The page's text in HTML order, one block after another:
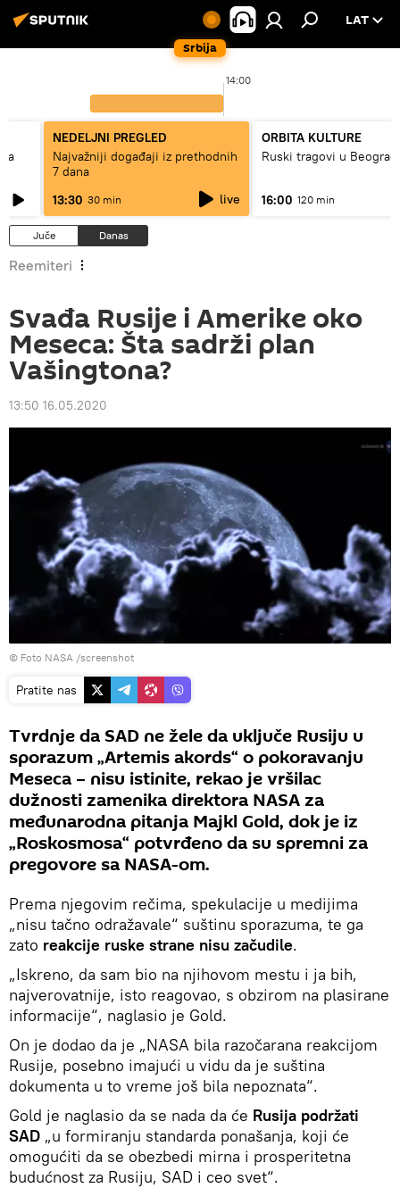
Srbija
LAT
14:00
NEDELJNI PREGLED
Najvažniji događaji iz prethodnih
7 dana
13:30 30 min live
ORBITA KULTURE
Ruski tragovi u
16:00 120 min
Juče Danas
Reemiteri
Svađa Rusije i Amerike oko
Meseca: Šta sadrži plan
Vašingtona?
13:50 16.05.2020
© Foto NASA /screenshot
Pratite nas
Tvrdnje da SAD ne žele da uključe Rusiju u
sporazum „Artemis akords“ o pokoravanju
Meseca – nisu istinite, rekao je vršilac
dužnosti zamenika direktora NASA za
međunarodna pitanja Majkl Gold, dok je iz
„Roskosmosa“ potvrđeno da su spremni za
pregovore sa NASA-om.
Prema njegovim rečima, spekulacije u medijima
„nisu tačno odražavale“ suštinu sporazuma, te ga
zato reakcije ruske strane nisu začudile.
„Iskreno, da sam bio na njihovom mestu i ja bih,
najverovatnije, isto reagovao, s obzirom na plasirane
informacije“, naglasio je Gold.
On je dodao da je „NASA bila razočarana reakcijom
Rusije, posebno imajući u vidu da je suština
dokumenta u to vreme još bila nepoznata“.
Gold je naglasio da se nada da će Rusija podržati
SAD „u formiranju standarda ponašanja, koji će
omogućiti da se obezbedi mirna i prosperitetna
budućnost za Rusiju, SAD i ceo svet“.